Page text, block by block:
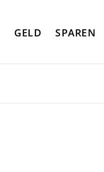
GELD SPAREN